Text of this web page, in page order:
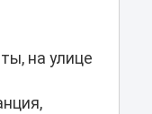
на улице